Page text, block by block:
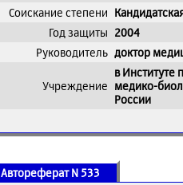
Соискание степени
Год защиты 2004
Руководитель доктор
Учреждение
в
медико-
России
Автореферат N 533